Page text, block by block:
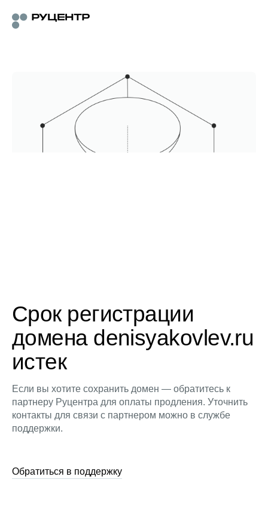
Срок регистрации
домена denisyakovlev.ru
истек
Если вы хотите сохранить домен — обратитесь к
партнеру Руцентра для оплаты продления. Уточнить
контакты для связи с партнером можно в службе
поддержки.
Обратиться в поддержку